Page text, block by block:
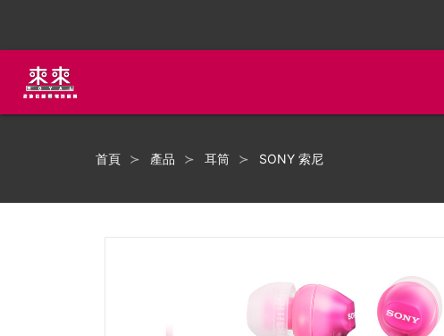
首頁 產品 耳筒 SONY 索尼